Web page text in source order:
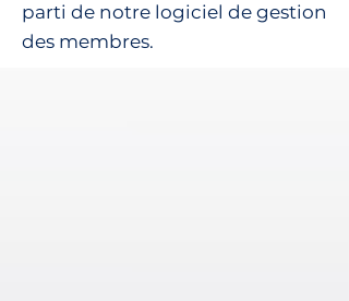
parti de notre logiciel de gestion
des membres.